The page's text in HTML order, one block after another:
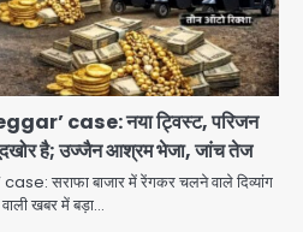
case: नया ट्विस्ट, परिजन
है; उज्जैन आश्रम भेजा, जांच तेज
सराफा बाजार में रेंगकर चलने वाले दिव्यांग
वाली खबर में बड़ा…